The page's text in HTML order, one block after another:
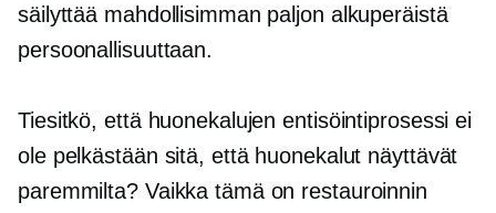
säilyttää mahdollisimman paljon alkuperäistä
persoonallisuuttaan.
Tiesitkö, että huonekalujen entisöintiprosessi ei
ole pelkästään sitä, että huonekalut näyttävät
paremmilta? Vaikka tämä on restauroinnin